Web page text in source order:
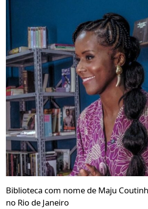
Biblioteca com nome de Maju
no Rio de Janeiro